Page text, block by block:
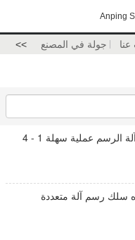
Anping
جولة في المصنع >>
عالية السرعة أسلاك الفولاذ آلة الرسم عملية سهلة 1 - 4
سلك رسم آلة متعددة